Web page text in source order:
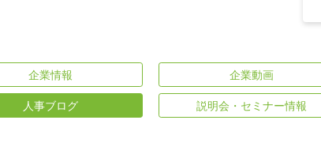
企業情報 企業動画
人事ブログ 説明会・セミナー情報